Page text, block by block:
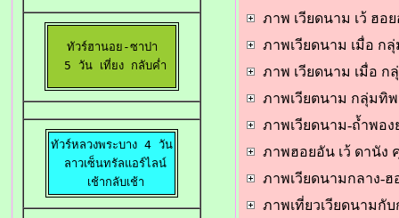
ทัวร์ฮานอย-ซาปา
  5 วัน เที่ยง กลับค่ำ
ทัวร์หลวงพระบาง 4 วัน
ลาวเซ็นทรัลแอร์ไลน์
เช้ากลับเช้า
ภาพ เวียดนาม เว้ ฮ
ภาพเวียดนาม เมื่อ ก
ภาพ เวียดนาม เมื่อ ก
ภาพเวียตนาม กลุ่มทิ
ภาพเวียดนาม-ถ้ำพอง
ภาพฮอยอัน เว้ ดานัง
ภาพเวียดนามกลาง-ฮ
ภาพเที่ยวเวียดนามกั